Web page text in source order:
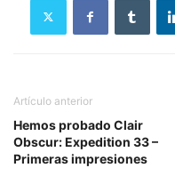
Artículo anterior
Hemos probado Clair
Obscur: Expedition 33 –
Primeras impresiones